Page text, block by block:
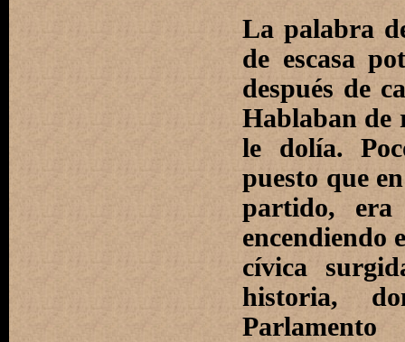
La palabra
de escasa
después de
Hablaban de
le dolía.
puesto que
partido,
encendiendo
cívica
historia,